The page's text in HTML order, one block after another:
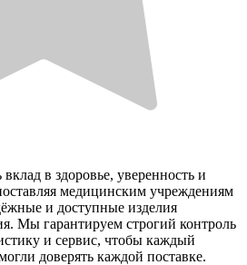
в здоровье, уверенность и
медицинским учреждениям
и доступные изделия
Мы гарантируем строгий контроль
и сервис, чтобы каждый
доверять каждой поставке.